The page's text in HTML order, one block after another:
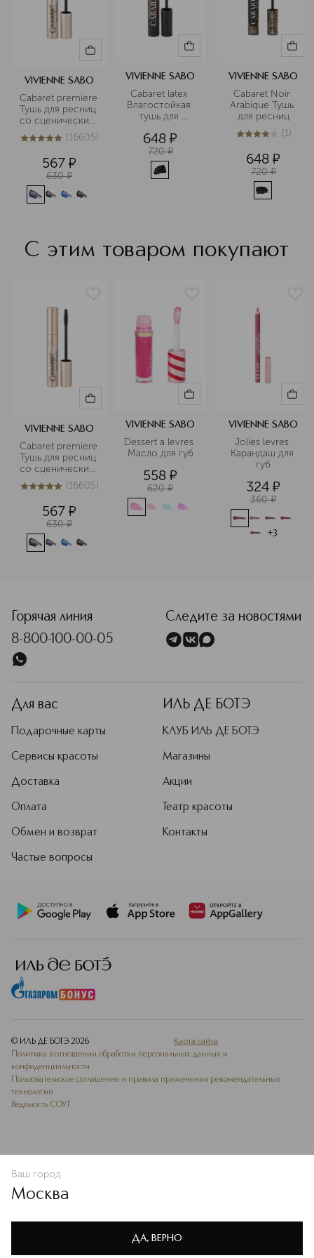
Политике конфиденциальности
концепции продуктов. Парижский
офис — это не просто рабочее
пространство, а творческая
лаборатория. Команда бренда
внимательно следит за трендами,
чтобы создавать продукты для
макияжа, которые останутся
актуальными надолго.
Подробнее
VIVIENNE SABO
Cabaret premiere
Тушь для ресниц
со сценическим
эффектом
5из 516605 (16605)
567 ¤
630 ¤
VIVIENNE SABO
Cabaret latex
Влагостойкая
тушь для
648 ¤
720 ¤
VIVIENNE SABO
Cabaret Noir
Arabique Тушь
для ресниц
4из 51 (1)
648 ¤
720 ¤
С этим товаром покупают
VIVIENNE SABO
Cabaret premiere
Тушь для ресниц
со сценическим
эффектом
5из 516605 (16605)
567 ¤
630 ¤
VIVIENNE SABO
Dessert a levres
Масло для губ
558 ¤
620 ¤
VIVIENNE SABO
Jolies levres
Карандаш для
губ
324 ¤
360 ¤
+3
В КОРЗИНУ
Горячая линия
8-800-100-00-05
Следите за новостями
Для вас
Подарочные карты
Сервисы красоты
Доставка
Оплата
Обмен и возврат
Частые вопросы
ИЛЬ ДЕ БОТЭ
КЛУБ ИЛЬ ДЕ БОТЭ
Магазины
Акции
Театр красоты
Контакты
© ИЛЬ ДЕ БОТЭ 2026
Карта сайта
Политика в отношении обработки персональных данных и
конфиденциальности
Пользовательское соглашение и правила применения рекомендательных
технологий
Ведомость СОУТ
Ваш город
Москва
ДА, ВЕРНО